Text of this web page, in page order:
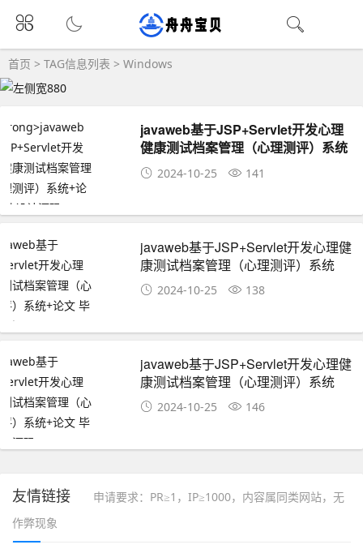
首页 > TAG信息列表 > Windows
javaweb基于JSP+Servlet开发心理
健康测试档案管理（心理测评）系统
+论文 毕业设计源码
2024-10-25 141
javaweb基于JSP+Servlet开发心理健
康测试档案管理（心理测评）系统
+论文 毕业设计源码
2024-10-25 138
javaweb基于JSP+Servlet开发心理健
康测试档案管理（心理测评）系统
+论文 毕业设计源码
2024-10-25 146
友情链接
申请要求：PR≥1，IP≥1000，内容属同类网站，无
作弊现象